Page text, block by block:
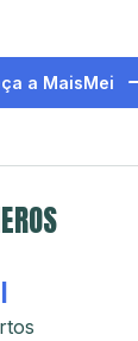
a MaisMei